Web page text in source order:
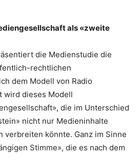
als «zweite
die Medienstudie die
rechtlichen
dem Modell von Radio
wird dieses Modell
die im Unterschied
nicht nur Medieninhalte
verbreiten könnte. Ganz im Sinne
Stimme», die es nach dem